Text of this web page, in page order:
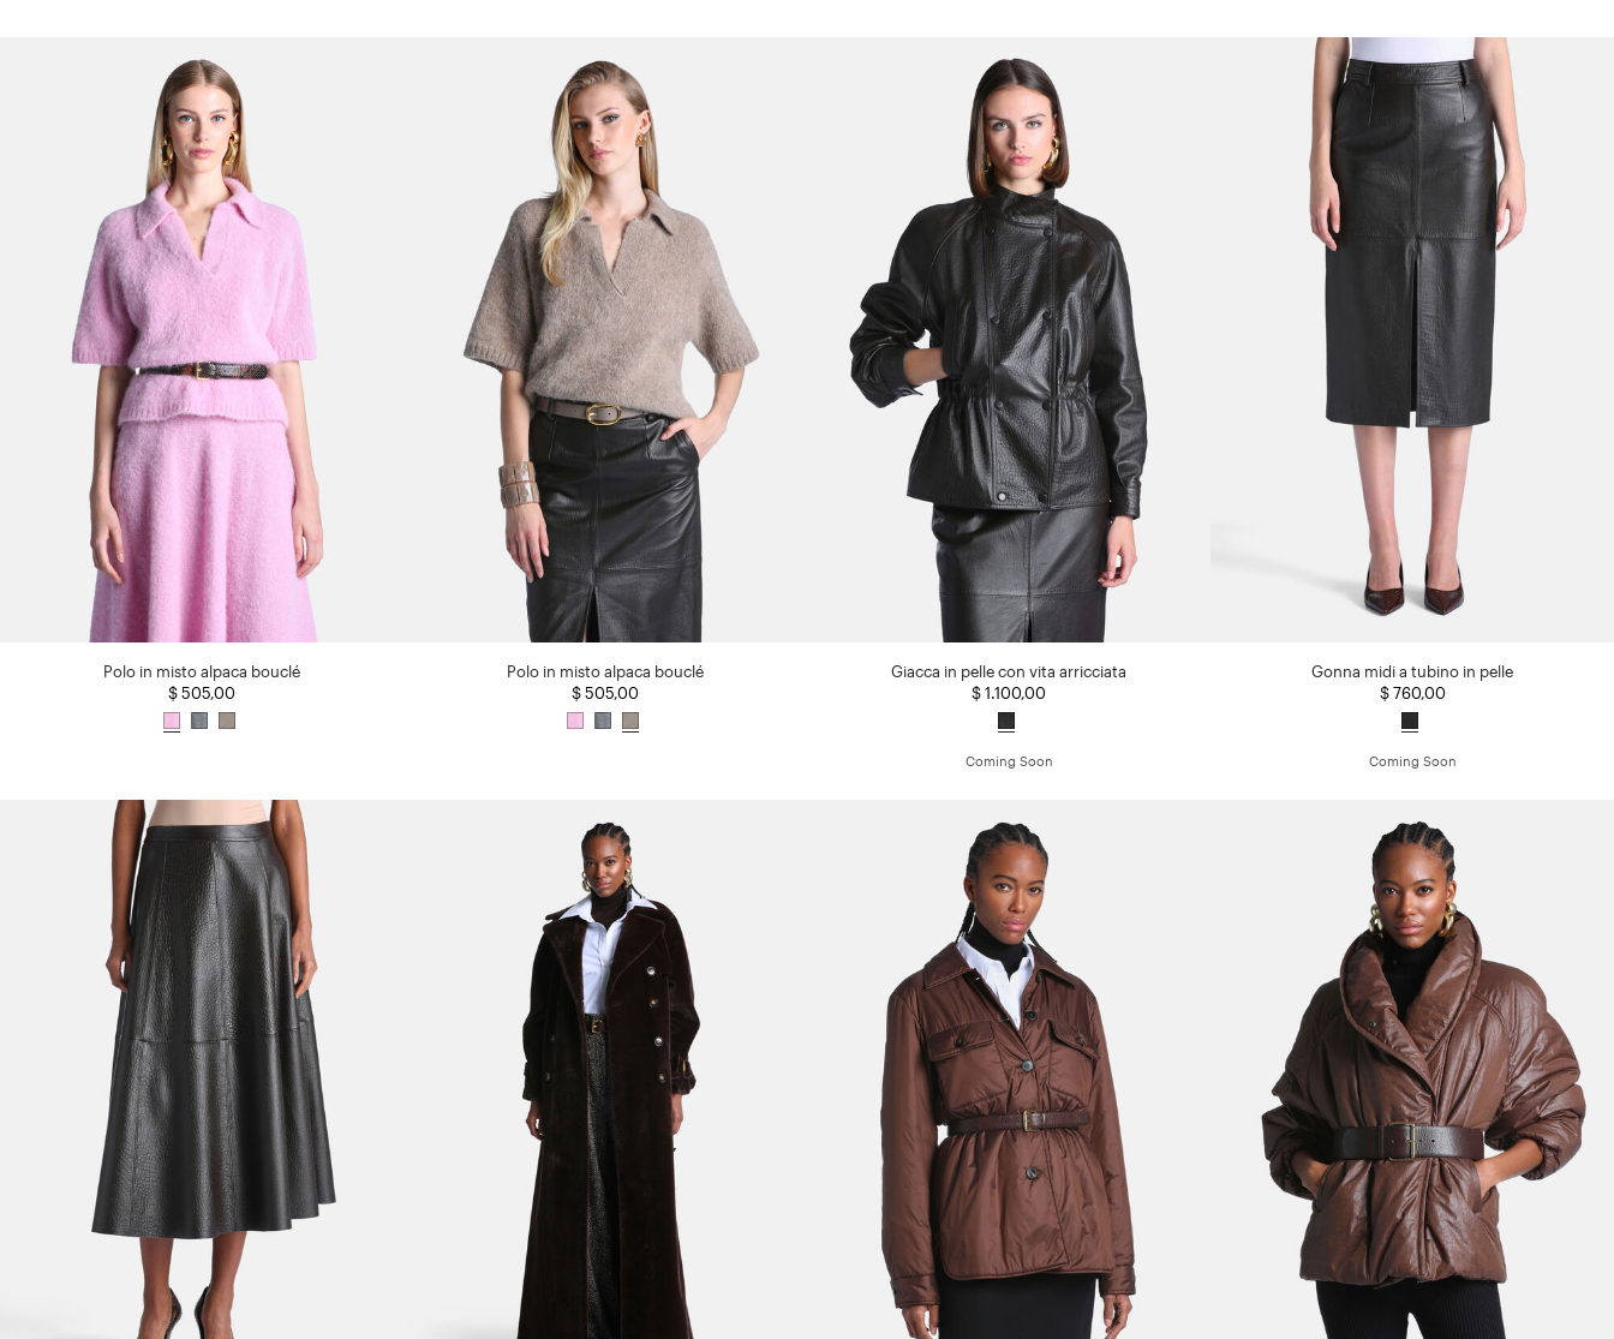
Polo in misto alpaca bouclé
$ 505,00
Polo in misto alpaca bouclé
$ 505,00
Giacca in pelle con vita arricciata
$ 1.100,00
Coming Soon
Gonna midi a tubino in pelle
$ 760,00
Coming Soon